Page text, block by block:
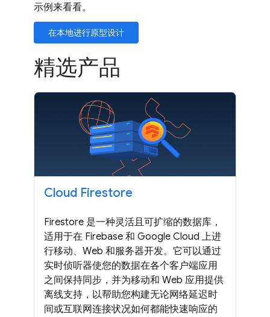
示例来看看。
在本地进行原型设计
精选产品
Cloud Firestore
Firestore 是一种灵活且可扩缩的数据库，
适用于在 Firebase 和 Google Cloud 上进
行移动、Web 和服务器开发。它可以通过
实时侦听器使您的数据在各个客户端应用
之间保持同步，并为移动和 Web 应用提供
离线支持，以帮助您构建无论网络延迟时
间或互联网连接状况如何都能快速响应的